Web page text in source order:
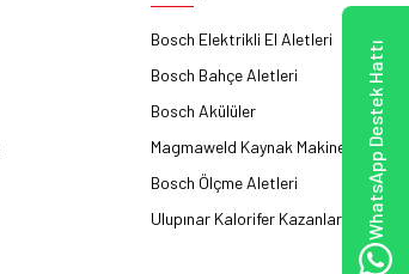
Bosch Elektrikli El Aletleri
Bosch Bahçe Aletleri
Bosch Akülüler
Magmaweld Kaynak Makineleri
Bosch Ölçme Aletleri
Ulupınar Kalorifer Kazanları
WhatsApp Destek Hattı